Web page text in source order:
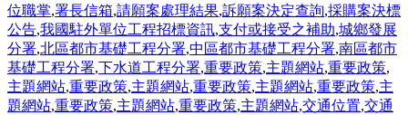
位職掌,署長信箱,請願案處理結果,訴願案決定查詢,採購案決標
公告,我國駐外單位工程招標資訊,支付或接受之補助,城鄉發展
分署,北區都市基礎工程分署,中區都市基礎工程分署,南區都市
基礎工程分署,下水道工程分署,重要政策,主題網站,重要政策,
主題網站,重要政策,主題網站,重要政策,主題網站,重要政策,主
題網站,重要政策,主題網站,重要政策,主題網站,交通位置,交通